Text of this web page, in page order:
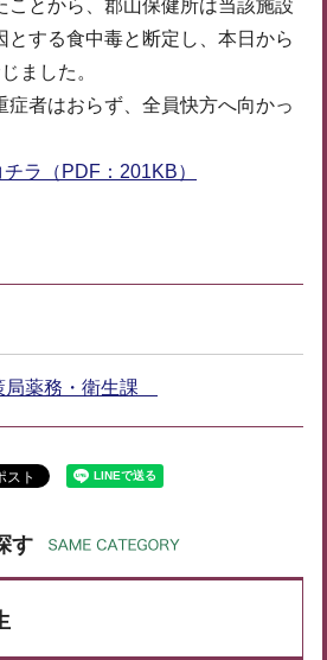
ことから、郡山保健所は当該施設
とする食中毒と断定し、本日から
ました。
症者はおらず、全員快方へ向かっ
ラ（PDF：201KB）
局薬務・衛生課
す